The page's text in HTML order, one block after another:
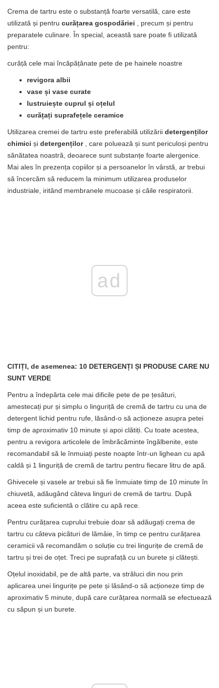
Crema de tartru este o substanță foarte versatilă, care este
utilizată și pentru curățarea gospodăriei , precum și pentru
preparatele culinare. În special, această sare poate fi utilizată
pentru:
curăță cele mai încăpățânate pete de pe hainele noastre
revigora albii
vase și vase curate
lustruiește cuprul și oțelul
curățați suprafețele ceramice
Utilizarea cremei de tartru este preferabilă utilizării detergenților
chimici și detergenților, care poluează și sunt periculoși pentru
sănătatea noastră, deoarece sunt substanțe foarte alergenice.
Mai ales în prezența copiilor și a persoanelor în vârstă, ar trebui
să încercăm să reducem la minimum utilizarea produselor
industriale, iritând membranele mucoase și căile respiratorii.
ad
CITIȚI, de asemenea: 10 DETERGENȚI ȘI PRODUSE CARE NU
SUNT VERDE
Pentru a îndepărta cele mai dificile pete de pe țesături,
amestecați pur și simplu o linguriță de cremă de tartru cu una de
detergent lichid pentru rufe, lăsând-o să acționeze asupra petei
timp de aproximativ 10 minute și apoi clătiți. Cu toate acestea,
pentru a revigora articolele de îmbrăcăminte îngălbenite, este
recomandabil să le înmuiați peste noapte într-un lighean cu apă
caldă și 1 linguriță de cremă de tartru pentru fiecare litru de apă.
Ghivecele și vasele ar trebui să fie înmuiate timp de 10 minute în
chiuvetă, adăugând câteva linguri de cremă de tartru. După
aceea este suficientă o clătire cu apă rece.
Pentru curățarea cuprului trebuie doar să adăugați crema de
tartru cu câteva picături de lămâie, în timp ce pentru curățarea
ceramicii vă recomandăm o soluție cu trei lingurițe de cremă de
tartru și trei de oțet. Treci pe suprafață cu un burete și clătești.
Oțelul inoxidabil, pe de altă parte, va străluci din nou prin
aplicarea unei lingurițe pe pete și lăsând-o să acționeze timp de
aproximativ 5 minute, după care curățarea normală se efectuează
cu săpun și un burete.